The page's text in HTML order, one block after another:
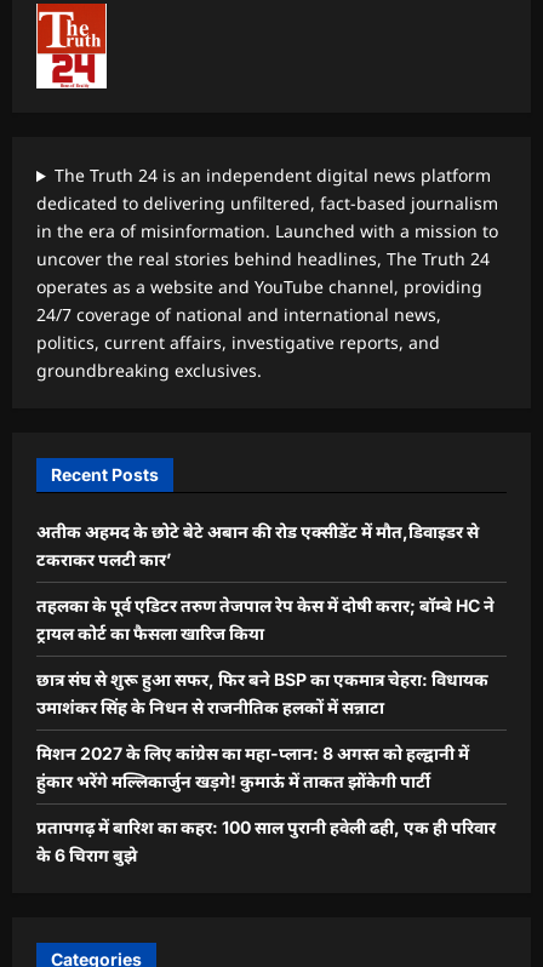
The Truth 24 is an independent digital news platform
dedicated to delivering unfiltered, fact-based journalism
in the era of misinformation. Launched with a mission to
uncover the real stories behind headlines, The Truth 24
operates as a website and YouTube channel, providing
24/7 coverage of national and international news,
politics, current affairs, investigative reports, and
groundbreaking exclusives.
Recent Posts
अतीक अहमद के छोटे बेटे अबान की रोड एक्सीडेंट में मौत,डिवाइडर से
टकराकर पलटी कार’
तहलका के पूर्व एडिटर तरुण तेजपाल रेप केस में दोषी करार; बॉम्बे HC ने
ट्रायल कोर्ट का फैसला खारिज किया
छात्र संघ से शुरू हुआ सफर, फिर बने BSP का एकमात्र चेहरा: विधायक
उमाशंकर सिंह के निधन से राजनीतिक हलकों में सन्नाटा
मिशन 2027 के लिए कांग्रेस का महा-प्लान: 8 अगस्त को हल्द्वानी में
हुंकार भरेंगे मल्लिकार्जुन खड़गे! कुमाऊं में ताकत झोंकेगी पार्टी
प्रतापगढ़ में बारिश का कहर: 100 साल पुरानी हवेली ढही, एक ही परिवार
के 6 चिराग बुझे
Categories